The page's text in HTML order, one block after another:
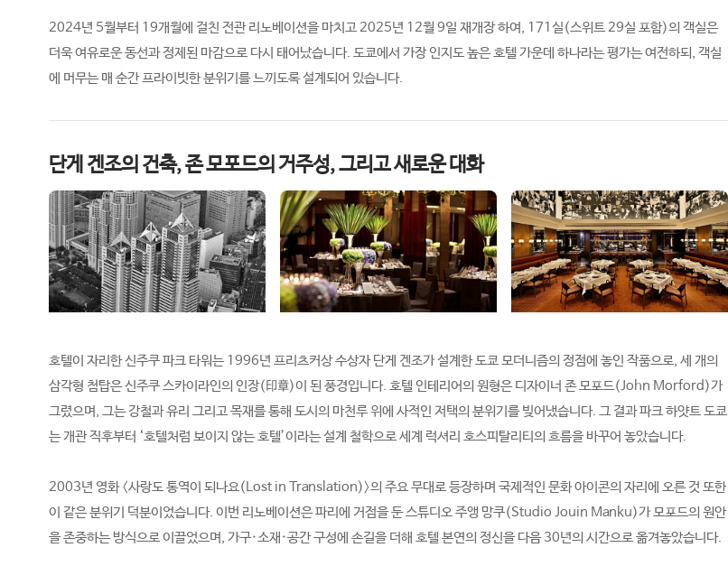
2024년 5월부터 19개월에 걸친 전관 리노베이션을 마치고 2025년 12월 9일 재개장 하여, 171실(스위트 29실 포함)의 객실은
더욱 여유로운 동선과 정제된 마감으로 다시 태어났습니다. 도쿄에서 가장 인지도 높은 호텔 가운데 하나라는 평가는 여전하되, 객실
에 머무는 매 순간 프라이빗한 분위기를 느끼도록 설계되어 있습니다.
단게 겐조의 건축, 존 모포드의 거주성, 그리고 새로운 대화
호텔이 자리한 신주쿠 파크 타워는 1996년 프리츠커상 수상자 단게 겐조가 설계한 도쿄 모더니즘의 정점에 놓인 작품으로, 세 개의
삼각형 첨탑은 신주쿠 스카이라인의 인장(印章)이 된 풍경입니다. 호텔 인테리어의 원형은 디자이너 존 모포드(John Morford)가
그렸으며, 그는 강철과 유리 그리고 목재를 통해 도시의 마천루 위에 사적인 저택의 분위기를 빚어냈습니다. 그 결과 파크 하얏트 도쿄
는 개관 직후부터 ‘호텔처럼 보이지 않는 호텔’이라는 설계 철학으로 세계 럭셔리 호스피탈리티의 흐름을 바꾸어 놓았습니다.
2003년 영화 〈사랑도 통역이 되나요(Lost in Translation)〉의 주요 무대로 등장하며 국제적인 문화 아이콘의 자리에 오른 것 또한
이 같은 분위기 덕분이었습니다. 이번 리노베이션은 파리에 거점을 둔 스튜디오 주앵 망쿠(Studio Jouin Manku)가 모포드의 원안
을 존중하는 방식으로 이끌었으며, 가구·소재·공간 구성에 손길을 더해 호텔 본연의 정신을 다음 30년의 시간으로 옮겨놓았습니다.